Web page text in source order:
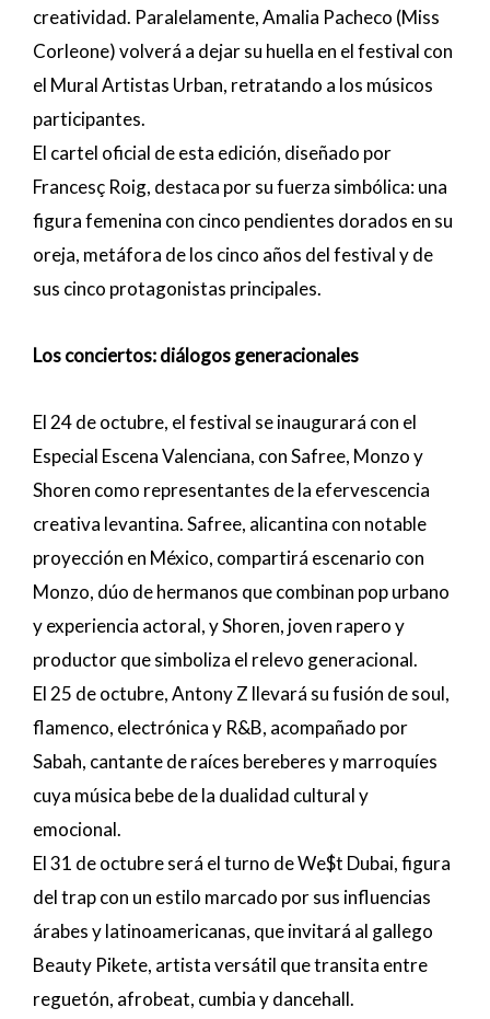
creatividad. Paralelamente, Amalia Pacheco (Miss
Corleone) volverá a dejar su huella en el festival con
el Mural Artistas Urban, retratando a los músicos
participantes.
El cartel oficial de esta edición, diseñado por
Francesç Roig, destaca por su fuerza simbólica: una
figura femenina con cinco pendientes dorados en su
oreja, metáfora de los cinco años del festival y de
sus cinco protagonistas principales.
Los conciertos: diálogos generacionales
El 24 de octubre, el festival se inaugurará con el
Especial Escena Valenciana, con Safree, Monzo y
Shoren como representantes de la efervescencia
creativa levantina. Safree, alicantina con notable
proyección en México, compartirá escenario con
Monzo, dúo de hermanos que combinan pop urbano
y experiencia actoral, y Shoren, joven rapero y
productor que simboliza el relevo generacional.
El 25 de octubre, Antony Z llevará su fusión de soul,
flamenco, electrónica y R&B, acompañado por
Sabah, cantante de raíces bereberes y marroquíes
cuya música bebe de la dualidad cultural y
emocional.
El 31 de octubre será el turno de We$t Dubai, figura
del trap con un estilo marcado por sus influencias
árabes y latinoamericanas, que invitará al gallego
Beauty Pikete, artista versátil que transita entre
reguetón, afrobeat, cumbia y dancehall.